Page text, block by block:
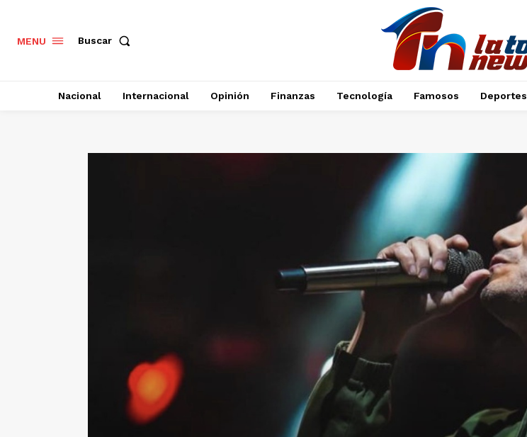
MENU Buscar
Nacional Internacional Opinión Finanzas Tecnología Famosos Deportes